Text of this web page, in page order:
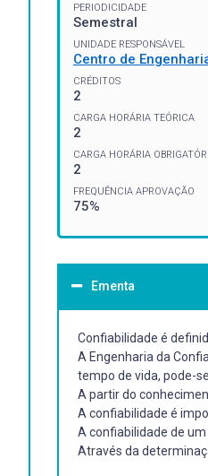
PERIODICIDADE
Semestral
UNIDADE RESPONSÁVEL
Centro de
CRÉDITOS
2
CARGA HORÁRIA TEÓRICA
2
CARGA HORÁRIA
2
FREQUÊNCIA APROVAÇÃO
75%
Ementa
Confiabilidade é
A Engenharia da
tempo de vida, pode-
A partir do
A confiabilidade é
A confiabilidade de
Através da